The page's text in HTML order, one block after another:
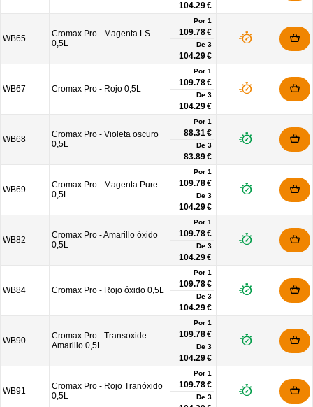
104.29 €
WB65
Cromax Pro - Magenta LS
0,5L
Por 1
109.78 €
De 3
104.29 €
WB67 Cromax Pro - Rojo 0,5L
Por 1
109.78 €
De 3
104.29 €
WB68
Cromax Pro - Violeta oscuro
0,5L
Por 1
88.31 €
De 3
83.89 €
WB69
Cromax Pro - Magenta Pure
0,5L
Por 1
109.78 €
De 3
104.29 €
WB82
Cromax Pro - Amarillo óxido
0,5L
Por 1
109.78 €
De 3
104.29 €
WB84 Cromax Pro - Rojo óxido 0,5L
Por 1
109.78 €
De 3
104.29 €
WB90
Cromax Pro - Transoxide
Amarillo 0,5L
Por 1
109.78 €
De 3
104.29 €
WB91
Cromax Pro - Rojo Tranóxido
0,5L
Por 1
109.78 €
De 3